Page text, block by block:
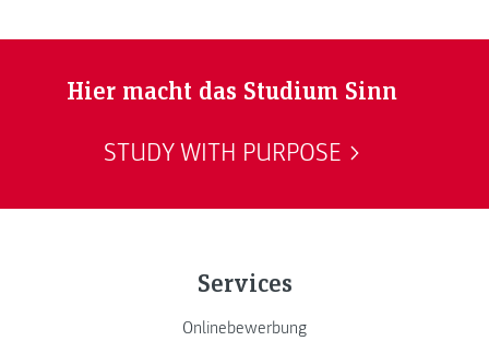
Hier macht das Studium Sinn
STUDY WITH PURPOSE
Services
Onlinebewerbung